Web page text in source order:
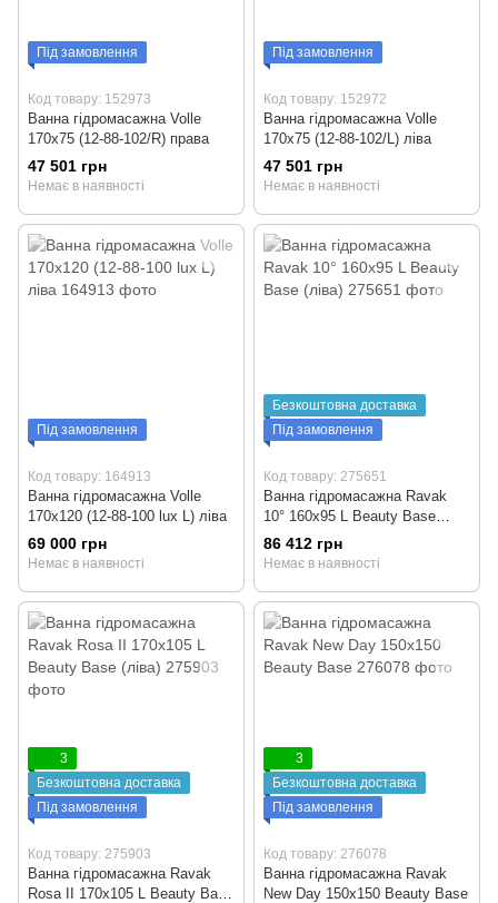
Під замовлення
Код товару: 152973
Ванна гідромасажна Volle
170x75 (12-88-102/R) права
47 501 грн
Немає в наявності
Під замовлення
Код товару: 152972
Ванна гідромасажна Volle
170x75 (12-88-102/L) ліва
47 501 грн
Немає в наявності
Під замовлення
Код товару: 164913
Ванна гідромасажна Volle
170x120 (12-88-100 lux L) ліва
69 000 грн
Немає в наявності
Безкоштовна доставка
Під замовлення
Код товару: 275651
Ванна гідромасажна Ravak
10° 160x95 L Beauty Base
(ліва)
86 412 грн
Немає в наявності
3
Безкоштовна доставка
Під замовлення
Код товару: 275903
Ванна гідромасажна Ravak
Rosa II 170x105 L Beauty Base
3
Безкоштовна доставка
Під замовлення
Код товару: 276078
Ванна гідромасажна Ravak
New Day 150x150 Beauty Base